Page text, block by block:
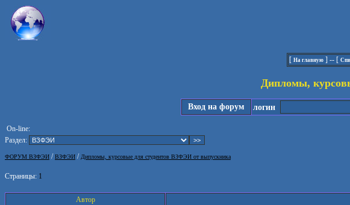
[ На главную ] -- [
Дипломы,
Вход на форум логин
On-line:
Раздел:
ФОРУМ ВЗФЭИ /ВЗФЭИ / Дипломы, курсовые для студентов ВЗФЭИ от выпускника
Страницы: 1
Автор